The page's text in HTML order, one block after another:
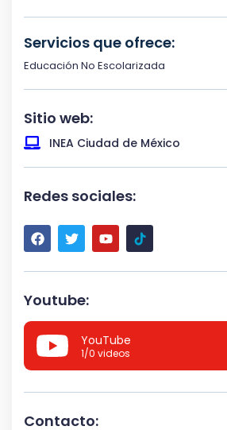
Servicios que ofrece:
Educación No Escolarizada
Sitio web:
INEA Ciudad de México
Redes sociales:
Youtube:
YouTube
1/0 videos
Contacto: